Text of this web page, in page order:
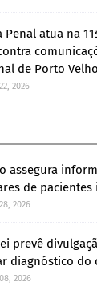
Penal atua na
de Porto Velho
2026
assegura
de pacientes
2026
prevê
diagnóstico do
2026